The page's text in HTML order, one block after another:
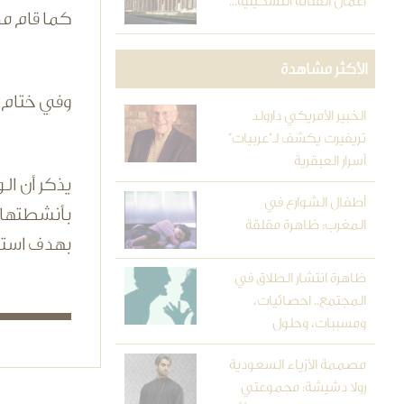
كما قام
وفي ختام
بهدف
الأكثر مشاهدة
الخبير الأمريكي دارولد
تريفيرت يكشف لـ"عربيات"
أسرار العبقرية
أطفال الشوارع في
المغرب: ظاهرة مقلقة
ظاهرة انتشار الطلاق في
المجتمع.. احصائيات،
ومسببات، وحلول
مصممة الأزياء السعودية
رولا دشيشة: مجموعتي